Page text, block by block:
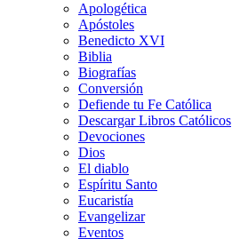
Apologética
Apóstoles
Benedicto XVI
Biblia
Biografías
Conversión
Defiende tu Fe Católica
Descargar Libros Católicos
Devociones
Dios
El diablo
Espíritu Santo
Eucaristía
Evangelizar
Eventos